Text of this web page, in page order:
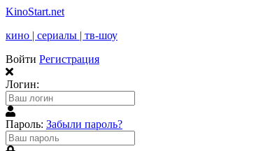
KinoStart.net
кино | сериалы | тв-шоу
Войти Регистрация
Логин:
Пароль: Забыли пароль?